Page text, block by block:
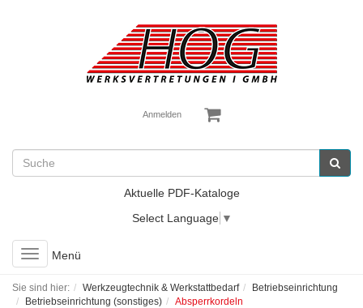
Anmelden
Aktuelle PDF-Kataloge
Select Language ▼
Toggle
navigation
Menü
Sie sind hier: Werkzeugtechnik & Werkstattbedarf
Betriebseinrichtung
Betriebseinrichtung (sonstiges)
Absperrkordeln